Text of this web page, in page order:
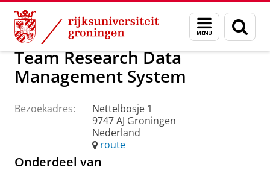
Skip
Content
Skip
Navigation
Menu
en
zoeken
Over ons Praktische zaken Waar vindt u ons
Team Research Data
Management System
Bezoekadres:
Nettelbosje 1
9747 AJ Groningen
Nederland
route
Onderdeel van